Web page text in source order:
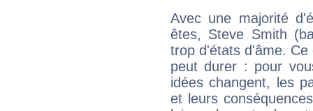
Avec une majorité
êtes, Steve Smith
trop d'états d'âme.
peut durer : pour
idées changent, les
et leurs